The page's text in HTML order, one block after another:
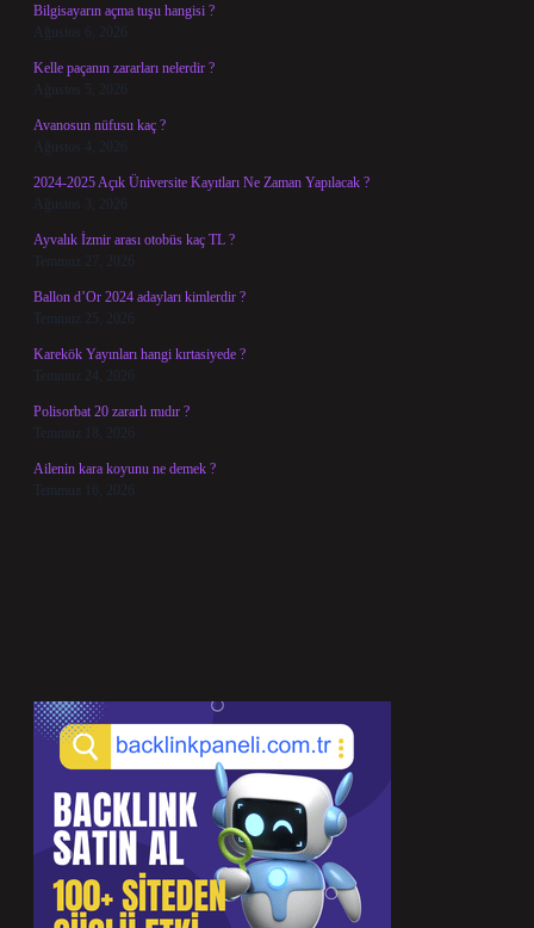
Bilgisayarın açma tuşu hangisi ?
Ağustos 6, 2026
Kelle paçanın zararları nelerdir ?
Ağustos 5, 2026
Avanosun nüfusu kaç ?
Ağustos 4, 2026
2024-2025 Açık Üniversite Kayıtları Ne Zaman Yapılacak ?
Ağustos 3, 2026
Ayvalık İzmir arası otobüs kaç TL ?
Temmuz 27, 2026
Ballon d’Or 2024 adayları kimlerdir ?
Temmuz 25, 2026
Karekök Yayınları hangi kırtasiyede ?
Temmuz 24, 2026
Polisorbat 20 zararlı mıdır ?
Temmuz 18, 2026
Ailenin kara koyunu ne demek ?
Temmuz 16, 2026